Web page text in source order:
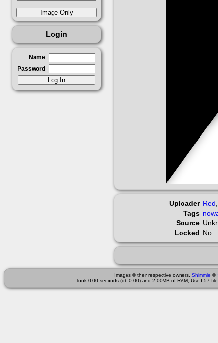
Login
Name
Password
Uploader Red
Tags
Source
Locked No
Images © their respective owners, Shimmie ©
Took 0.00 seconds (db:0.00) and 2.00MB of RAM; Used 57